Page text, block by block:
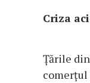
Criza
Țările
comerțul